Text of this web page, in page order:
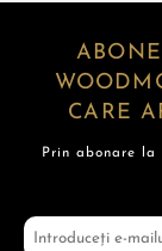
CARE
Prin abonare la